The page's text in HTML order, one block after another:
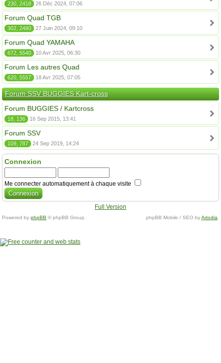
230, 2418 26 Déc 2024, 07:06
Forum Quad TGB
302, 2480 27 Juin 2024, 09:10
Forum Quad YAMAHA
672, 5540 10 Avr 2025, 06:30
Forum Les autres Quad
620, 5557 18 Avr 2025, 07:05
Forum SSV BUGGIES Kart-cross
Forum BUGGIES / Kartcross
18, 136 16 Sep 2015, 13:41
Forum SSV
109, 787 24 Sep 2019, 14:24
Connexion
Me connecter automatiquement à chaque visite
Full Version
Powered by phpBB © phpBB Group. phpBB Mobile / SEO byArtodia